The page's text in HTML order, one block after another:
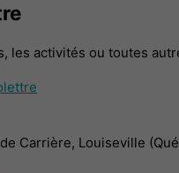
les activités ou toutes
Carrière, Louiseville